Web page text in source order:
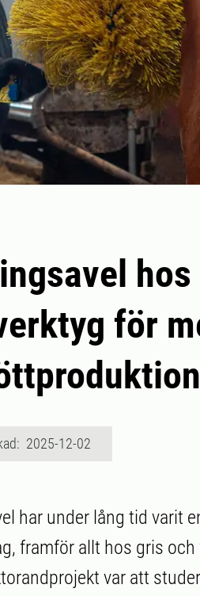
för
2025-12-02
har under lång tid varit
framför allt hos gris
var att